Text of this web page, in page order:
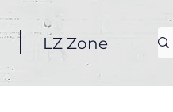
LZ Zone